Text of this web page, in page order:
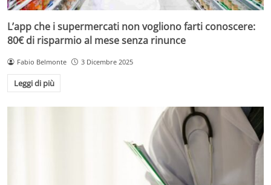
L’app che i supermercati non vogliono farti conoscere:
80€ di risparmio al mese senza rinunce
Fabio Belmonte 3 Dicembre 2025
Leggi di più